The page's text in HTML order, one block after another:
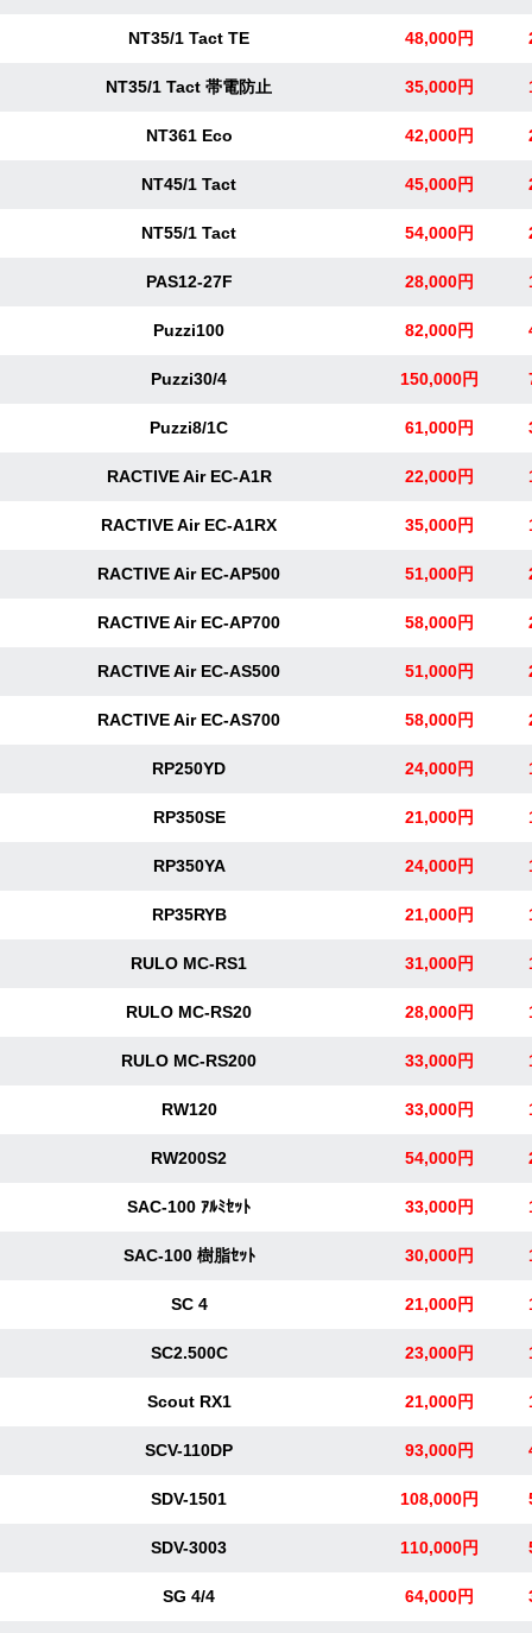
NT35/1 Tact TE 48,000円
NT35/1 Tact 帯電防止 35,000円
NT361 Eco 42,000円
NT45/1 Tact 45,000円
NT55/1 Tact 54,000円
PAS12-27F 28,000円
Puzzi100 82,000円
Puzzi30/4 150,000円
Puzzi8/1C 61,000円
RACTIVE Air EC-A1R 22,000円
RACTIVE Air EC-A1RX 35,000円
RACTIVE Air EC-AP500 51,000円
RACTIVE Air EC-AP700 58,000円
RACTIVE Air EC-AS500 51,000円
RACTIVE Air EC-AS700 58,000円
RP250YD 24,000円
RP350SE 21,000円
RP350YA 24,000円
RP35RYB 21,000円
RULO MC-RS1 31,000円
RULO MC-RS20 28,000円
RULO MC-RS200 33,000円
RW120 33,000円
RW200S2 54,000円
SAC-100 ｱﾙﾐｾｯﾄ 33,000円
SAC-100 樹脂ｾｯﾄ 30,000円
SC 4 21,000円
SC2.500C 23,000円
Scout RX1 21,000円
SCV-110DP 93,000円
SDV-1501 108,000円
SDV-3003 110,000円
SG 4/4 64,000円